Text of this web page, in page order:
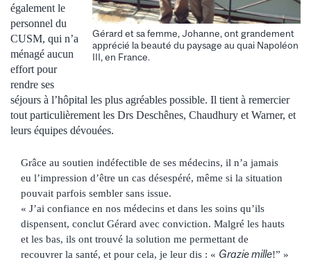
Gérard et sa femme, Johanne, ont grandement
apprécié la beauté du paysage au quai Napoléon
III, en France.
également le
personnel du
CUSM, qui n’a
ménagé aucun
effort pour
rendre ses
séjours à l’hôpital les plus agréables possible. Il tient à remercier
tout particulièrement les Drs Deschênes, Chaudhury et Warner, et
leurs équipes dévouées.
Grâce au soutien indéfectible de ses médecins, il n’a jamais
eu l’impression d’être un cas désespéré, même si la situation
pouvait parfois sembler sans issue.
« J’ai confiance en nos médecins et dans les soins qu’ils
dispensent, conclut Gérard avec conviction. Malgré les hauts
et les bas, ils ont trouvé la solution me permettant de
recouvrer la santé, et pour cela, je leur dis : « Grazie mille!” »